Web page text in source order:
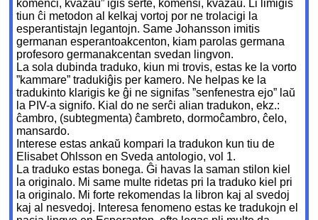
komenci, kvazaŭ” iĝis serte, komensi, kvazaŭ. Li limigis
tiun ĉi metodon al kelkaj vortoj por ne trolacigi la
esperantistajn legantojn. Same Johansson imitis
germanan esperantoakcenton, kiam parolas germana
profesoro germanakcentan svedan lingvon.
La sola dubinda traduko, kiun mi trovis, estas ke la vorto
”kammare” tradukiĝis per kamero. Ne helpas ke la
tradukinto klarigis ke ĝi ne signifas ”senfenestra ejo” laŭ
la PIV-a signifo. Kial do ne serĉi alian tradukon, ekz.:
ĉambro, (subtegmenta) ĉambreto, dormoĉambro, ĉelo,
mansardo.
Interese estas ankaŭ kompari la tradukon kun tiu de
Elisabet Ohlsson en Sveda antologio, vol 1.
La traduko estas bonega. Ĝi havas la saman stilon kiel
la originalo. Mi same multe ridetas pri la traduko kiel pri
la originalo. Mi forte rekomendas la libron kaj al svedoj
kaj al nesvedoj. Interesa fenomeno estas ke tradukojn el